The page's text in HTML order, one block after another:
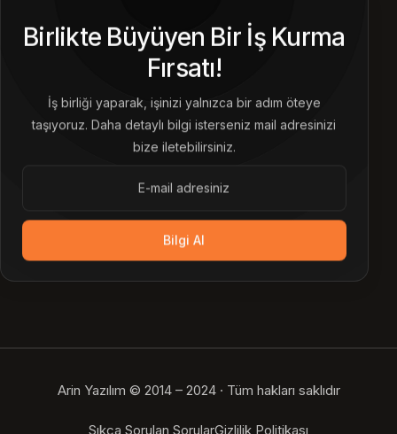
Birlikte Büyüyen Bir İş Kurma
Fırsatı!
İş birliği yaparak, işinizi yalnızca bir adım öteye
taşıyoruz. Daha detaylı bilgi isterseniz mail adresinizi
bize iletebilirsiniz.
Bilgi Al
Arin Yazılım © 2014 – 2024 · Tüm hakları saklıdır
Sıkça Sorulan SorularGizlilik Politikası